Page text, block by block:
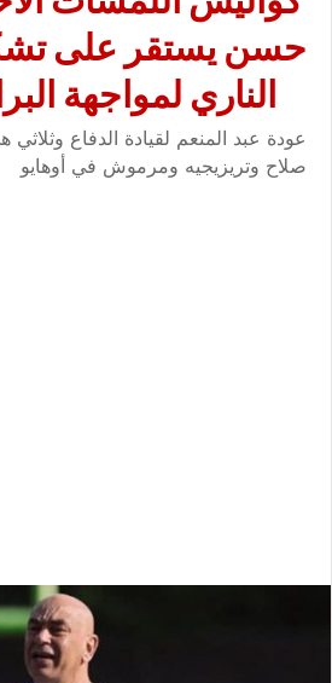
حسن يستقر على
الناري لمواجهة
عودة عبد المنعم لقيادة الدفاع
صلاح وتريزيجيه ومرموش في أوهايو